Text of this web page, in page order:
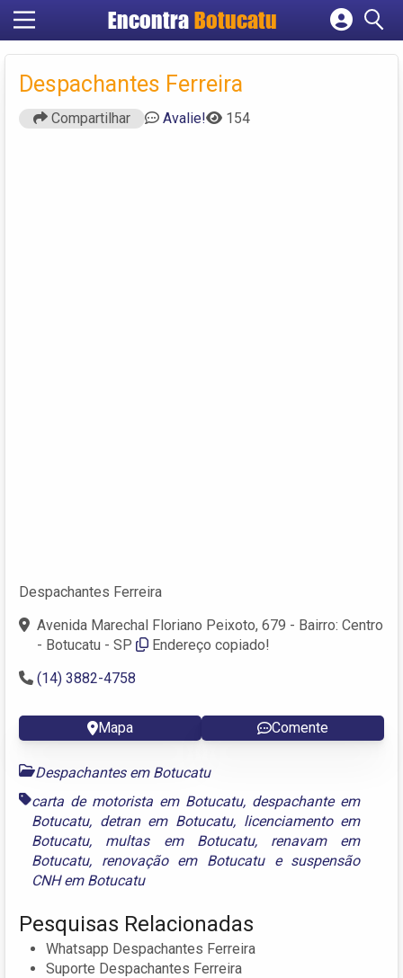
EncontraBotucatu
Cadastrar empresa
Criar conta
Despachantes Ferreira
Compartilhar Avalie! 154
Despachantes Ferreira
Avenida Marechal Floriano Peixoto, 679 - Bairro: Centro
- Botucatu - SP
Endereço copiado!
(14) 3882-4758
Mapa Comente
Despachantes em Botucatu
carta de motorista em Botucatu, despachante em
Botucatu, detran em Botucatu, licenciamento em
Botucatu, multas em Botucatu, renavam em
Botucatu, renovação em Botucatue suspensão
CNH em Botucatu
Pesquisas Relacionadas
Whatsapp Despachantes Ferreira
Suporte Despachantes Ferreira